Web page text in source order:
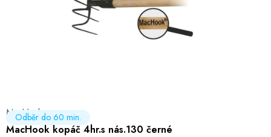
World Cleanup Day
MacHook
MacHook kopáč 4hr.s nás.130 černé
Odběr do 60 min.